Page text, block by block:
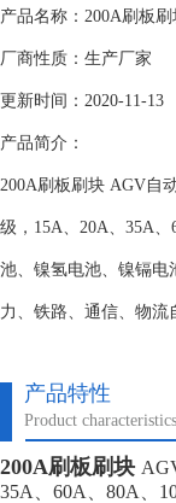
产品名称：200A刷板刷
厂商性质：生产厂家
更新时间：2020-11-13
产品简介：
200A刷板刷块 AGV自
级，15A、20A、35A
池、镍氢电池、镍镉电
力、铁路、通信、物
产品特性
Product characteristics
200A刷板刷块
35A、60A、80A、